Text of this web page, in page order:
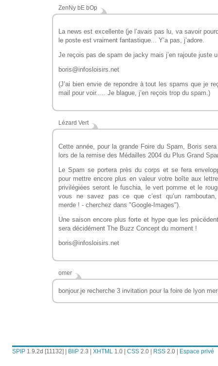
ZenNy bE bOp
La news est excellente (je l’avais pas lu, va savoir
le poste est vraiment fantastique... Y’a pas, j’adore.
Je reçois pas de spam de jacky mais j’en rajoute juste
boris@infosloisirs.net
(J’ai bien envie de repondre à tout les spams que je
mail pour voir..... Je blague, j’en reçois trop du spam.)
Lézard Vert
Cette année, pour la grande Foire du Spam, Boris
lors de la remise des Médailles 2004 du Plus Grand
Le Spam se portera près du corps et se fera
pour mettre encore plus en valeur votre boîte aux
privilégiées seront le fuschia, le vert pomme et le
vous ne savez pas ce que c’est qu’un ramboutan,
merde ! - cherchez dans "Google-Images").
Une saison encore plus forte et hype que les
sera décidément The Buzz Concept du moment !
boris@infosloisirs.net
omer
bonjour.je recherche 3 invitation pour la foire de lyon
SPIP1.9.2d [11132] | BliP2.3 | XHTML 1.0 | CSS2.0 | RSS2.0 | Espace privé